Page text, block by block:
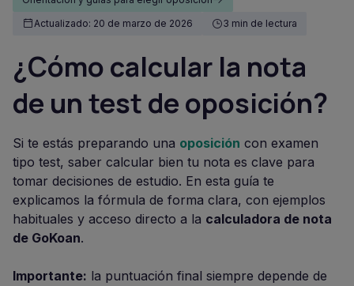
Actualizado: 20 de marzo de 2026
3 min de lectura
¿Cómo calcular la nota
de un test de oposición?
Si te estás preparando una oposición con examen
tipo test, saber calcular bien tu nota es clave para
tomar decisiones de estudio. En esta guía te
explicamos la fórmula de forma clara, con ejemplos
habituales y acceso directo a la calculadora de nota
de GoKoan.
Importante: la puntuación final siempre depende de